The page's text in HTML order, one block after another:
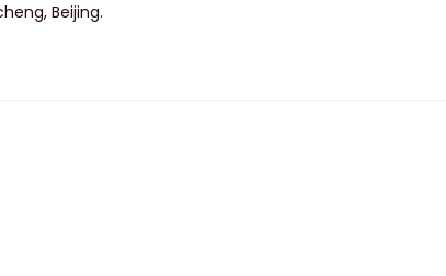
Beijing.